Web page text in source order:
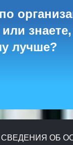
знаете,
лучше?
СВЕДЕНИЯ ОБ